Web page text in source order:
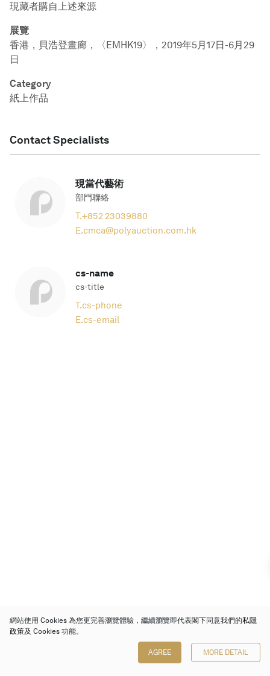
現藏者購自上述來源
展覽
香港，貝浩登畫廊，〈EMHK19〉，2019年5月17日-6月29
日
Category
紙上作品
Contact Specialists
現當代藝術
部門聯絡
T.+852 23039880
E.cmca@polyauction.com.hk
cs-name
cs-title
T.cs-phone
E.cs-email
網站使用 Cookies 為您更完善瀏覽體驗，繼續瀏覽即代表閣下同意我們的私隱
政策及 Cookies 功能。
AGREE MORE DETAIL